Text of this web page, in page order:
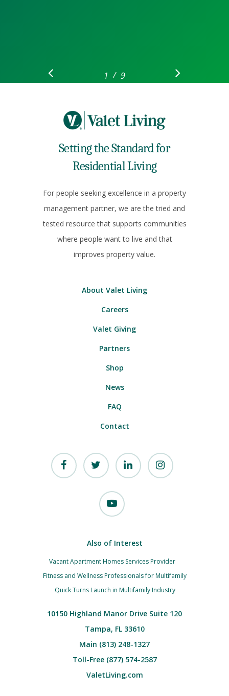
1 2 3 8
/ 9
Setting the Standard for
Residential Living
For people seeking excellence in a property
management partner, we are the tried and
tested resource that supports communities
where people want to live and that
improves property value.
About Valet Living
Careers
Valet Giving
Partners
Shop
News
FAQ
Contact
Also of Interest
Vacant Apartment Homes Services Provider
Fitness and Wellness Professionals for Multifamily
Quick Turns Launch in Multifamily Industry
10150 Highland Manor Drive Suite 120
Tampa, FL 33610
Main (813) 248-1327
Toll-Free (877) 574-2587
ValetLiving.com